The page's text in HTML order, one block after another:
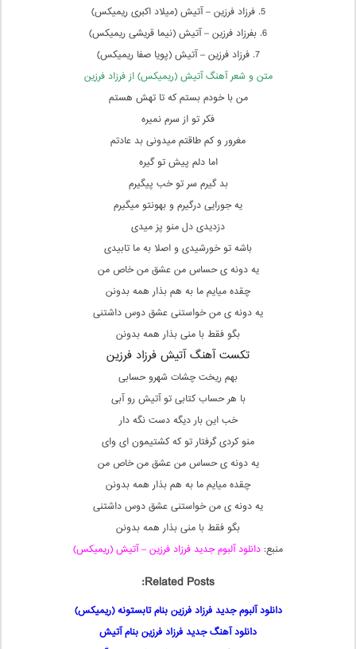
5. فرزاد فرزین – آتیش (میلاد اکبری ریمیکس)
6. بفرزاد فرزین – آتیش (نیما قریشی ریمیکس)
7. فرزاد فرزین – آتیش (پویا صفا ریمیکس)
متن و شعر آهنگ آتیش (ریمیکس) از فرزاد فرزین
من با خودم بستم که تا تهش هستم
فکر تو از سرم نمیره
مغرور و کم طاقتم میدونی بد عادتم
اما دلم پیش تو گیره
بد گیرم سر تو خب پیگیرم
یه جورایی درگیرم و بهونتو میگیرم
دزدیدی دل منو پز میدی
باشه تو خورشیدی و اصلا به ما تابیدی
یه دونه ی حساس من عشق من خاص من
چقده میایم ما به هم بذار همه بدونن
یه دونه ی من خواستنی عشق دوس داشتنی
بگو فقط با منی بذار همه بدونن
تکست آهنگ آتیش فرزاد فرزین
بهم ریخت چشات شهرو حسابی
با هر حساب کتابی تو آتیش رو آبی
خب این بار دیگه دست نگه دار
منو کردی گرفتار تو که کشتیمون ای وای
یه دونه ی حساس من عشق من خاص من
چقده میایم ما به هم بذار همه بدونن
یه دونه ی من خواستنی عشق دوس داشتنی
بگو فقط با منی بذار همه بدونن
منبع: دانلود آلبوم جدید فرزاد فرزین – آتیش (ریمیکس)
Related Posts:
دانلود آلبوم جدید فرزاد فرزین بنام تابستونه (ریمیکس)
دانلود آهنگ جدید فرزاد فرزین بنام آتیش